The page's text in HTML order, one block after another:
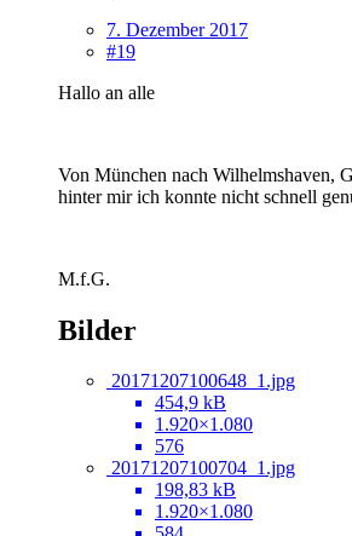
7. Dezember 2017
#19
Hallo an alle
Von München nach Wilhelmshaven,
hinter mir ich konnte nicht schnell
M.f.G.
Bilder
20171207100648_1.jpg
454,9 kB
1.920×1.080
576
20171207100704_1.jpg
198,83 kB
1.920×1.080